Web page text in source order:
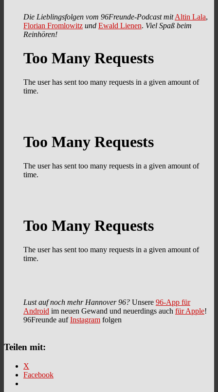
Die Lieblingsfolgen vom 96Freunde-Podcast mit Altin Lala,
Florian Fromlowitz und Ewald Lienen. Viel Spaß beim
Reinhören!
Lust auf noch mehr Hannover 96? Unsere 96-App für
Android im neuen Gewand und neuerdings auch für Apple!
96Freunde aufInstagram folgen
Teilen mit:
X
Facebook